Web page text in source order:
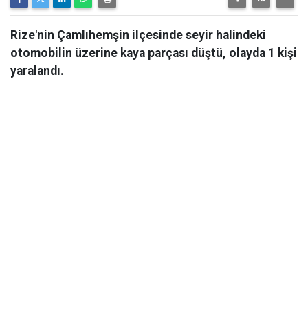
Rize'nin Çamlıhemşin ilçesinde seyir halindeki
otomobilin üzerine kaya parçası düştü, olayda 1 kişi
yaralandı.